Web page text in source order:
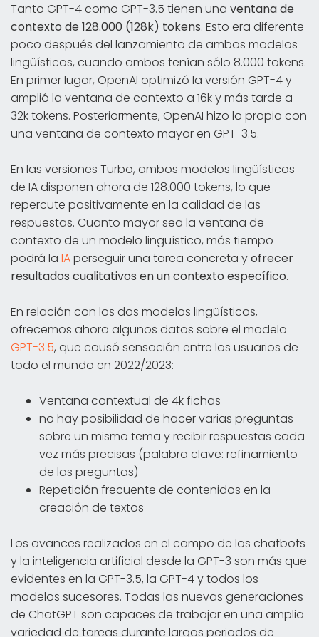
Tanto GPT-4 como GPT-3.5 tienen una ventana de
contexto de 128.000 (128k) tokens. Esto era diferente
poco después del lanzamiento de ambos modelos
lingüísticos, cuando ambos tenían sólo 8.000 tokens.
En primer lugar, OpenAI optimizó la versión GPT-4 y
amplió la ventana de contexto a 16k y más tarde a
32k tokens. Posteriormente, OpenAI hizo lo propio con
una ventana de contexto mayor en GPT-3.5.
En las versiones Turbo, ambos modelos lingüísticos
de IA disponen ahora de 128.000 tokens, lo que
repercute positivamente en la calidad de las
respuestas. Cuanto mayor sea la ventana de
contexto de un modelo lingüístico, más tiempo
podrá la IAperseguir una tarea concreta yofrecer
resultados cualitativos en un contexto específico.
En relación con los dos modelos lingüísticos,
ofrecemos ahora algunos datos sobre el modelo
GPT-3.5, que causó sensación entre los usuarios de
todo el mundo en 2022/2023:
Ventana contextual de 4k fichas
no hay posibilidad de hacer varias preguntas
sobre un mismo tema y recibir respuestas cada
vez más precisas (palabra clave: refinamiento
de las preguntas)
Repetición frecuente de contenidos en la
creación de textos
Los avances realizados en el campo de los chatbots
y la inteligencia artificial desde la GPT-3 son más que
evidentes en la GPT-3.5, la GPT-4 y todos los
modelos sucesores. Todas las nuevas generaciones
de ChatGPT son capaces de trabajar en una amplia
variedad de tareas durante largos periodos de